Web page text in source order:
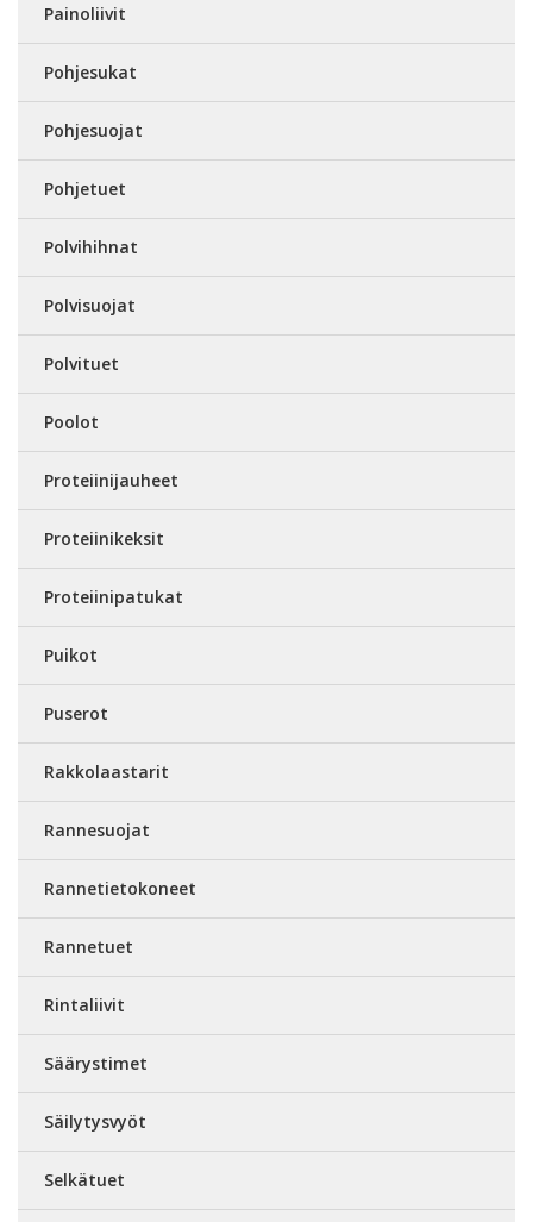
Painoliivit
Pohjesukat
Pohjesuojat
Pohjetuet
Polvihihnat
Polvisuojat
Polvituet
Poolot
Proteiinijauheet
Proteiinikeksit
Proteiinipatukat
Puikot
Puserot
Rakkolaastarit
Rannesuojat
Rannetietokoneet
Rannetuet
Rintaliivit
Säärystimet
Säilytysvyöt
Selkätuet